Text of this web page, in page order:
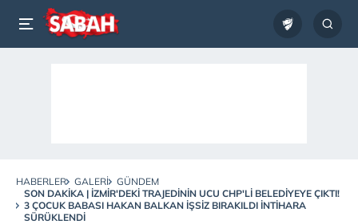
HABERLER GALERI
GÜNDEM
SON DAKİKA | İZMIR'DEKI TRAJEDININ UCU CHP'LI BELEDIYEYE ÇIKTI!
3 ÇOCUK BABASI HAKAN BALKAN IŞSIZ BIRAKILDI INTIHARA
SÜRÜKLENDI